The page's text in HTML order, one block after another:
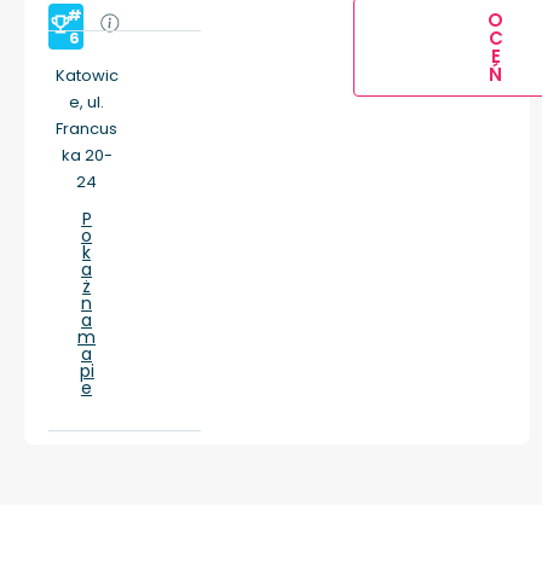
#
6
Katowic
e, ul.
Francus
ka 20-
24
P
o
k
a
ż
n
a
m
a
pi
e
O
C
E
Ń